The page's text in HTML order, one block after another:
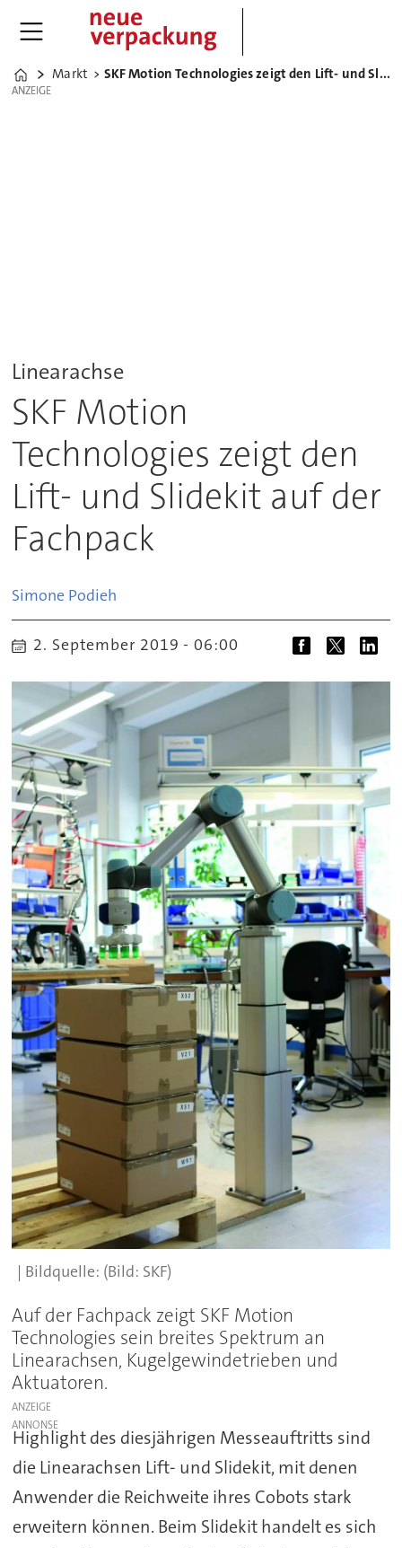
Home
Markt SKF Motion Technologies zeigt den Lift- und Slidekit auf der Fachpack
ANZEIGE
ANZEIGE
Linearachse
SKF Motion
Technologies zeigt den
Lift- und Slidekit auf der
Fachpack
Simone Podieh
2. September 2019 - 06:00
(Bild: SKF)
Auf der Fachpack zeigt SKF Motion
Technologies sein breites Spektrum an
Linearachsen, Kugelgewindetrieben und
Aktuatoren.
ANZEIGE
Highlight des diesjährigen Messeauftritts sind
die Linearachsen Lift- und Slidekit, mit denen
Anwender die Reichweite ihres Cobots stark
erweitern können. Beim Slidekit handelt es sich